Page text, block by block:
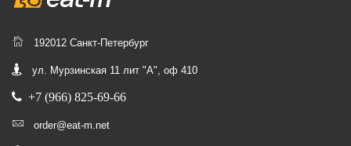
192012 Санкт-Петербург
ул. Мурзинская 11 лит "А", оф 410
+7 (966) 825-69-66
order@eat-m.net